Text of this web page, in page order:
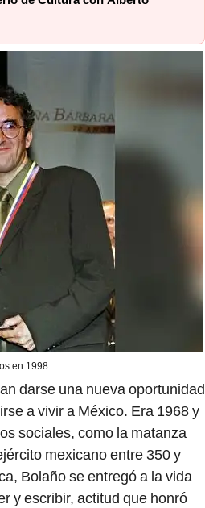
en 1998.
darse una nueva oportunidad
a vivir a México. Era 1968 y
sociales, como la matanza
mexicano entre 350 y
Bolaño se entregó a la vida
y escribir, actitud que honró